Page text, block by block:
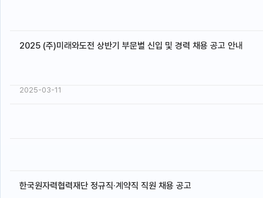
2025 (주)미래와도전 상반기 부문별 신입 및 경력 채용 공고 안내
2025-03-11
한국원자력협력재단 정규직·계약직 직원 채용 공고